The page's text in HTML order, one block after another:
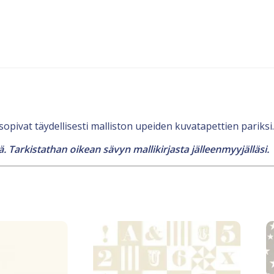
täydellisesti malliston upeiden kuvatapettien pariksi.
oikean sävyn mallikirjasta jälleenmyyjälläsi.